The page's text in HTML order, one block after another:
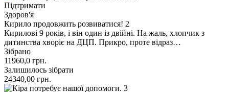
Підтримати
Здоров'я
Кирило продовжить розвиватися! 2
Кирилові 9 років, і він один із двійні. На жаль, хлопчик з
дитинства хворіє на ДЦП. Прикро, проте відраз…
Зібрано
11960,0 грн.
Залишилось зібрати
24340,00 грн.